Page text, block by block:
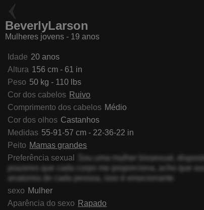
BeverlyLarson
Mulheres jovens - 19 anos
Idade 20 anos
Altura 156 cm - 61 in
Peso 50 kg - 110 lbs
Cor dos cabelos Ruivo
Comprimento dos cabelos Médio
Cor dos olhos Castanhos
Medidas 55-91-57 cm - 22-36-22 in
Peito Mamas grandes
Preferência sexual
Sou uma mulher bissexual,
prazeres que cada corpo me proporciona, acho que
anatomia de cada pessoa, isso é emocionante
sexo Mulher
Aparência do sexo Rapado